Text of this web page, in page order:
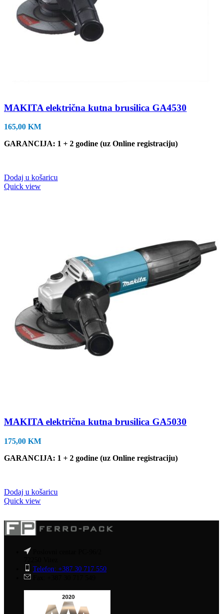
MAKITA električna kutna brusilica GA4530
165,00 KM
GARANCIJA: 1 + 2 godine (uz Online registraciju)
Dodaj u košaricu
Quick view
MAKITA električna kutna brusilica GA5030
175,00 KM
GARANCIJA: 1 + 2 godine (uz Online registraciju)
Dodaj u košaricu
Quick view
Telefon: +387 30 717 550